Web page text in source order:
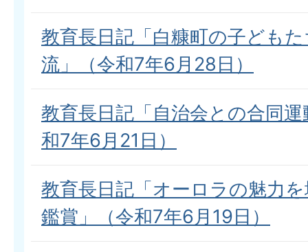
教育長日記「白糠町の子ども
流」（令和7年6月28日）
教育長日記「自治会との合同
和7年6月21日）
教育長日記「オーロラの魅力
鑑賞」（令和7年6月19日）